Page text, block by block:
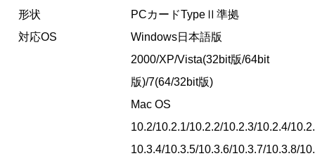
形状
PCカードTypeⅡ準拠
対応OS
Windows日本語版
2000/XP/Vista(32bit版/64bit
版)/7(64/32bit版)
Mac OS
10.2/10.2.1/10.2.2/10.2.3/10.2.4/
10.3.4/10.3.5/10.3.6/10.3.7/10.3.8/